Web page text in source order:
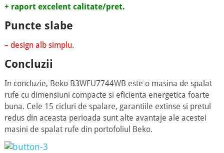
+ raport excelent calitate/pret.
Puncte slabe
– design alb simplu.
Concluzii
In concluzie, Beko B3WFU7744WB este o masina de spalat
rufe cu dimensiuni compacte si eficienta energetica foarte
buna. Cele 15 cicluri de spalare, garantiile extinse si pretul
redus din aceasta perioada sunt alte avantaje ale acestei
masini de spalat rufe din portofoliul Beko.